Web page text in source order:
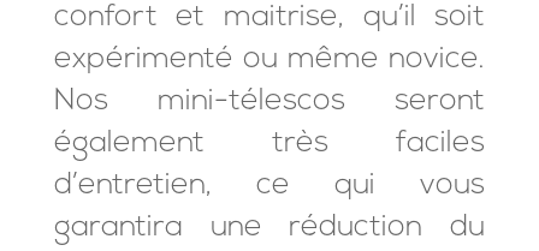
confort et maitrise, qu’il soit
expérimenté ou même novice.
Nos mini-télescos seront
également très faciles
d’entretien, ce qui vous
garantira une réduction du